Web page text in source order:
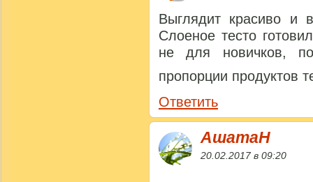
Выглядит красиво и
Слоеное тесто
не для новичков,
пропорции продуктов
Ответить
АшатаН
20.02.2017 в 09:20